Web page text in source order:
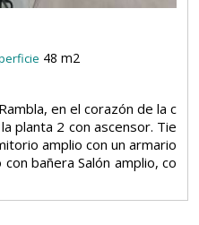
48 m2
en el corazón de la c
planta 2 con ascensor. Tie
amplio con un armario
bañera Salón amplio, co